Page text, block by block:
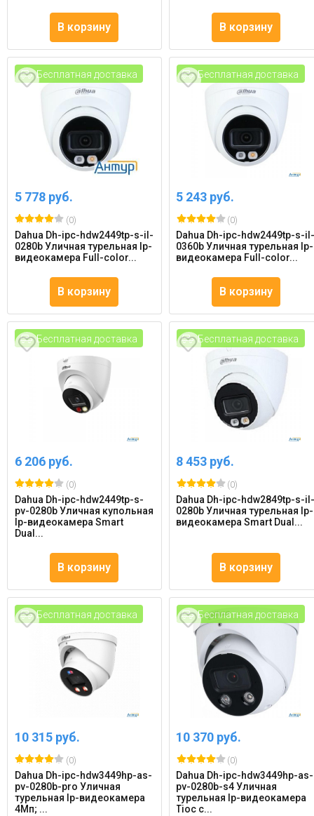
В корзину В корзину
Бесплатная доставка
5 778 руб.
(0)
Dahua Dh-ipc-hdw2449tp-s-il-
0280b Уличная турельная Ip-
видеокамера Full-color...
В корзину
Бесплатная доставка
5 243 руб.
(0)
Dahua Dh-ipc-hdw2449tp-s-
0360b Уличная турельная Ip-
видеокамера Full-color...
В корзину
Бесплатная доставка
6 206 руб.
(0)
Dahua Dh-ipc-hdw2449tp-s-
pv-0280b Уличная купольная
Ip-видеокамера Smart
Dual...
В корзину
Бесплатная доставка
8 453 руб.
(0)
Dahua Dh-ipc-hdw2849tp-s-
0280b Уличная турельная Ip-
видеокамера Smart Dual...
В корзину
Бесплатная доставка
10 315 руб.
(0)
Dahua Dh-ipc-hdw3449hp-as-
pv-0280b-pro Уличная
турельная Ip-видеокамера
4Мп; ...
Бесплатная доставка
10 370 руб.
(0)
Dahua Dh-ipc-hdw3449hp-as-
pv-0280b-s4 Уличная
турельная Ip-видеокамера
Tioc с...